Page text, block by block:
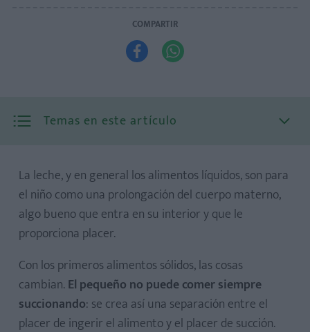
COMPARTIR
 
Temas en este artículo
La leche, y en general los alimentos líquidos, son para
el niño como una prolongación del cuerpo materno,
algo bueno que entra en su interior y que le
proporciona placer.
Con los primeros alimentos sólidos, las cosas
cambian. El pequeño no puede comer siempre
succionando: se crea así una separación entre el
placer de ingerir el alimento y el placer de succión.